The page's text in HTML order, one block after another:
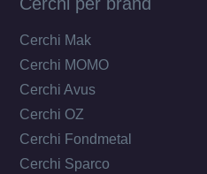
Cerchi Mak
Cerchi MOMO
Cerchi Avus
Cerchi OZ
Cerchi Fondmetal
Cerchi Sparco